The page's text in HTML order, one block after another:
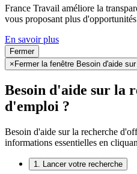
France Travail améliore la
vous proposant plus
En savoir plus
Fermer
× Fermer la fenêtre Besoin d'aide
Besoin d'aide sur la
d'emploi ?
Besoin d'aide sur la recherche
informations essentielles en
1. Lancer votre recherche